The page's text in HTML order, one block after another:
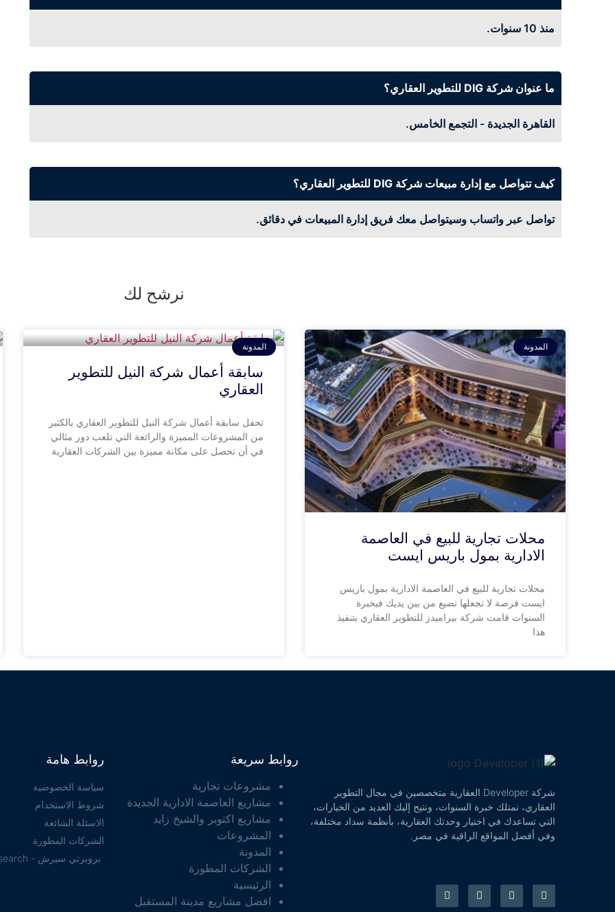
منذ 10 سنوات.
ما عنوان شركة DIG للتطوير العقاري؟
القاهرة الجديدة - التجمع الخامس.
كيف تتواصل مع إدارة مبيعات شركة DIG للتطوير العقاري؟
تواصل عبر واتساب وسيتواصل معك فريق إدارة المبيعات في دقائق.
نرشح لك
المدونة
محلات تجارية للبيع في العاصمة
الادارية بمول باريس ايست
محلات تجارية للبيع في العاصمة الادارية بمول باريس
ايست فرصة لا تجعلها تضيع من بين يديك فبخبرة
السنوات قامت شركة بيراميدز للتطوير العقاري بتنفيذ
هذا
المدونة
سابقة أعمال شركة النيل للتطوير
العقاري
تحفل سابقة أعمال شركة النيل للتطوير العقاري بالكثير
من المشروعات المميزة والرائعة التي تلعب دور مثالي
في أن تحصل على مكانة مميزة بين الشركات العقارية
شركة Developer العقارية متخصصين في مجال التطوير
العقاري، نمتلك خبرة السنوات، ونتيح إليك العديد من الخيارات،
التي تساعدك في اختيار وحدتك العقارية، بأنظمة سداد مختلفة،
وفي أفضل المواقع الراقية في مصر.
روابط سريعة
مشروعات تجارية
مشاريع العاصمة الادارية الجديدة
مشاريع اكتوبر والشيخ زايد
المشروعات
المدونة
الشركات المطورة
الرئيسية
افضل مشاريع مدينة المستقبل
روابط هامة
سياسة الخصوصية
شروط الاستخدام
الاسئلة الشائعة
الشركات المطورة
بروبرتي سيرش - property search